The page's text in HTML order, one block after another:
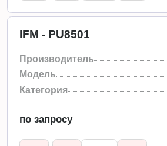
IFM - PU8501
Производитель
Модель
Категория
по запросу